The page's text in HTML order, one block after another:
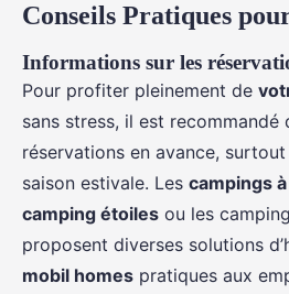
Conseils Pratiques
Informations sur les
Pour profiter pleinement de
sans stress, il est recommandé
réservations en avance,
saison estivale. Les campings
camping étoiles ou les
proposent diverses solutions
mobil homes pratiques aux